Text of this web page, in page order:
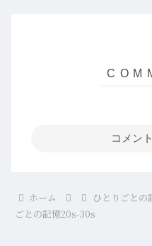
コメン
ホーム ひとりごとの
ごとの記憶20s-30s